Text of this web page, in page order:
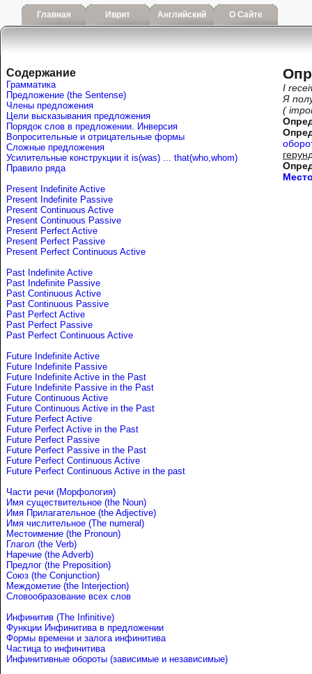
Главная Иврит Английский О Сайте
Содержание
Грамматика
Предложение (the Sentense)
Члены предложения
Цели высказывания предложения
Порядок слов в предложении. Инверсия
Вопросительные и отрицательные формы
Сложные предложения
Усилительные конструкции it is(was) ... that(who,whom)
Правило ряда
Present Indefinite Active
Present Indefinite Passive
Present Continuous Active
Present Continuous Passive
Present Perfect Active
Present Perfect Passive
Present Perfect Continuous Active
Past Indefinite Active
Past Indefinite Passive
Past Continuous Active
Past Continuous Passive
Past Perfect Active
Past Perfect Passive
Past Perfect Continuous Active
Future Indefinite Active
Future Indefinite Passive
Future Indefinite Active in the Past
Future Indefinite Passive in the Past
Future Continuous Active
Future Continuous Active in the Past
Future Perfect Active
Future Perfect Active in the Past
Future Perfect Passive
Future Perfect Passive in the Past
Future Perfect Continuous Active
Future Perfect Continuous Active in the past
Части речи (Морфология)
Имя существительное (the Noun)
Имя Прилагательное (the Adjective)
Имя числительное (The numeral)
Местоимение (the Pronoun)
Глагол (the Verb)
Наречие (the Adverb)
Предлог (the Preposition)
Союз (the Conjunction)
Междометие (the Interjection)
Словообразование всех слов
Инфинитив (The Infinitive)
Функции Инфинитива в предложении
Формы времени и залога инфинитива
Частица to инфинитива
Инфинитивные обороты (зависимые и независимые)
I
Я
(